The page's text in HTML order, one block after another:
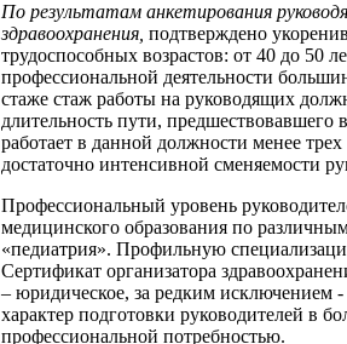
По результатам анкетирования
здравоохранения, подтверждено
трудоспособных возрастов: от 40 до 50
профессиональной деятельности
стаже стаж работы на руководящих
длительность пути,
работает в данной должности менее
достаточно интенсивной сменяемости
Профессиональный уровень
медицинского образования по
«педиатрия». Профильную
Сертификат организатора
– юридическое, за редким исключением
характер подготовки руководителей в
профессиональной потребностью.